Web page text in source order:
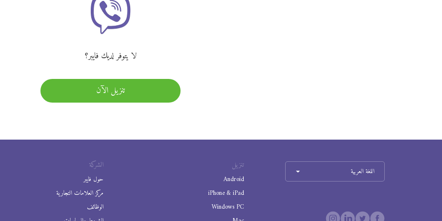
لا يتوفر لديك فايبر؟
تنزيل الآن
الشركة
حول فايبر
مركز العلامات التجارية
الوظائف
تنزيل
Android
iPhone & iPad
Windows PC
اللغة العربية